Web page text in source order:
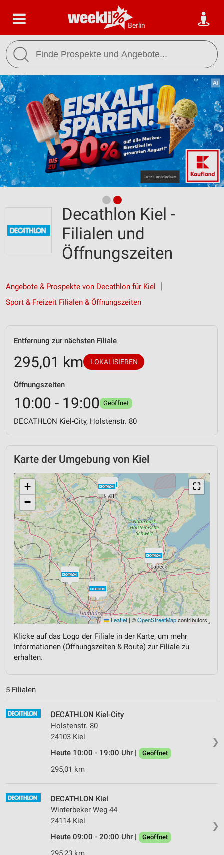
Berlin
Decathlon Kiel -
Filialen und
Öffnungszeiten
Angebote & Prospekte von Decathlon für Kiel
Sport & Freizeit Filialen & Öffnungszeiten
Entfernung zur nächsten Filiale
295,01 km LOKALISIEREN
Öffnungszeiten
10:00 - 19:00 Geöffnet
DECATHLON Kiel-City, Holstenstr. 80
Karte der Umgebung von Kiel
⛶
+
−
Leaflet | ©OpenStreetMapcontributors
Klicke auf das Logo der Filiale in der Karte, um mehr
Informationen (Öffnungszeiten & Route) zur Filiale zu
erhalten.
5 Filialen
❯
DECATHLON Kiel-City
Holstenstr. 80
24103 Kiel
Heute 10:00 - 19:00 Uhr |
Geöffnet
295,01 km
❯
DECATHLON Kiel
Winterbeker Weg 44
24114 Kiel
Heute 09:00 - 20:00 Uhr |
Geöffnet